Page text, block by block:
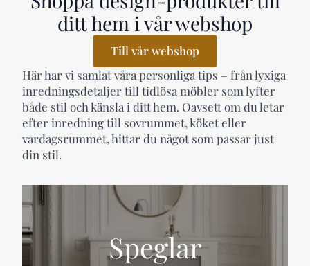
Speglar
ditt hem i vår webshop
Till vår webshop
Här har vi samlat våra personliga tips – från lyxiga
inredningsdetaljer till tidlösa möbler som lyfter
både stil och känsla i ditt hem. Oavsett om du letar
efter inredning till sovrummet, köket eller
vardagsrummet, hittar du något som passar just
din stil.